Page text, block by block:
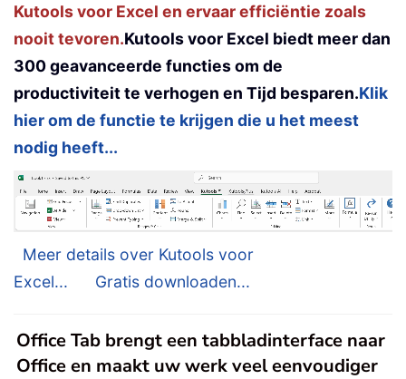
Kutools voor Excel en ervaar efficiëntie zoals
nooit tevoren.Kutools voor Excel biedt meer dan
300 geavanceerde functies om de
productiviteit te verhogen en Tijd besparen.Klik
hier om de functie te krijgen die u het meest
nodig heeft...
Meer details over Kutools voor
Excel...
Gratis downloaden...
Office Tab brengt een tabbladinterface naar
Office en maakt uw werk veel eenvoudiger